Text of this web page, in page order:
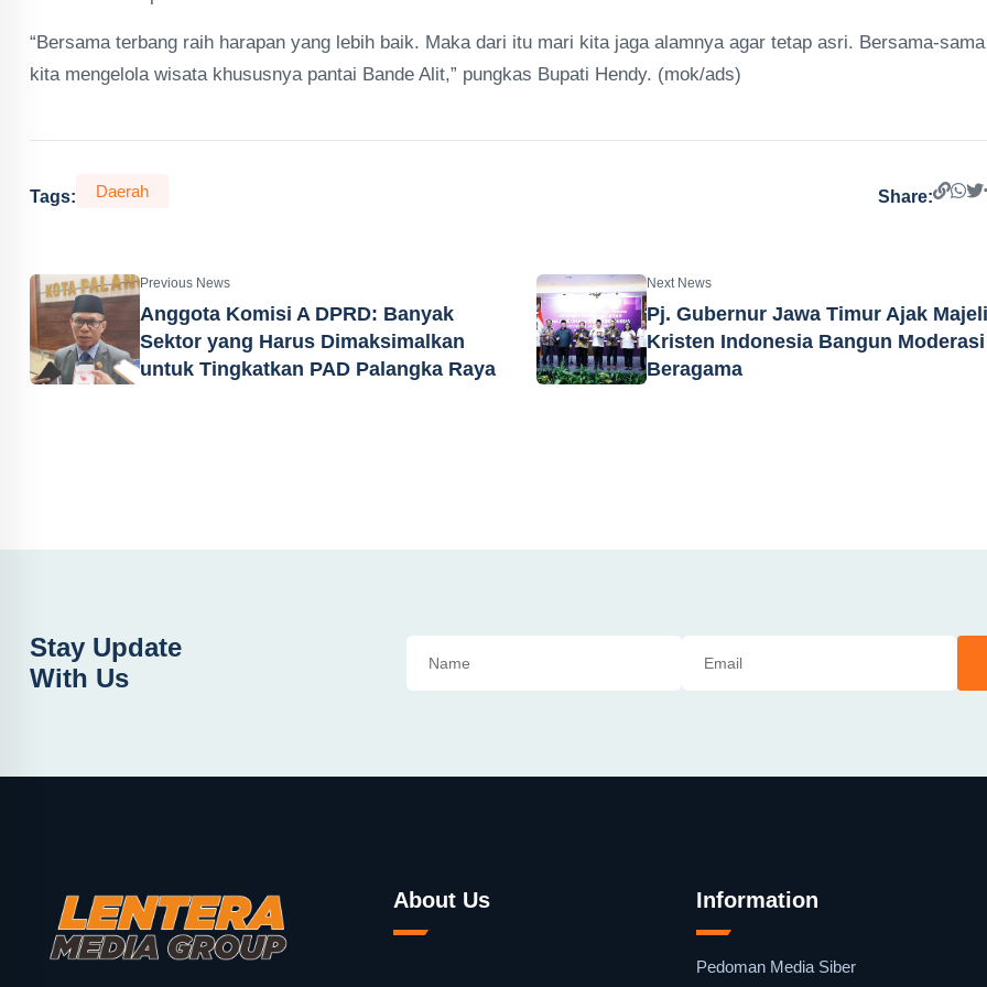
“Bersama terbang raih harapan yang lebih baik. Maka dari itu mari kita jaga alamnya agar tetap asri. Bersama-sama
kita mengelola wisata khususnya pantai Bande Alit,” pungkas Bupati Hendy. (mok/ads)
Tags: Daerah Share:
Previous News
Anggota Komisi A DPRD: Banyak
Sektor yang Harus Dimaksimalkan
untuk Tingkatkan PAD Palangka Raya
Next News
Pj. Gubernur Jawa Timur Ajak
Kristen Indonesia Bangun Moderasi
Beragama
Stay Update
With Us
About Us Information
Pedoman Media Siber